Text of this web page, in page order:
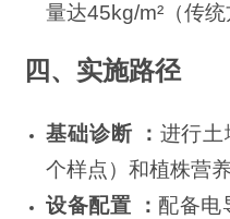
量达45kg/m²（传统
四、实施路径
基础诊断 ： 进行土
个样点）和植株营养
设备配置 ： 配备电